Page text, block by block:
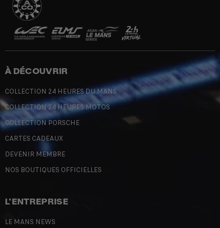
À DÉCOUVRIR
COLLECTION 24 HEURES DU MANS
COLLECTION 24 HEURES MOTOS
COLLECTION PORSCHE
CARTES CADEAUX
DEVENIR MEMBRE
NOS BOUTIQUES OFFICIELLES
L'ENTREPRISE
LE MANS NEWS